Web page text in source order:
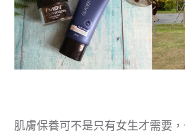
肌膚保養可不是只有女生才需要